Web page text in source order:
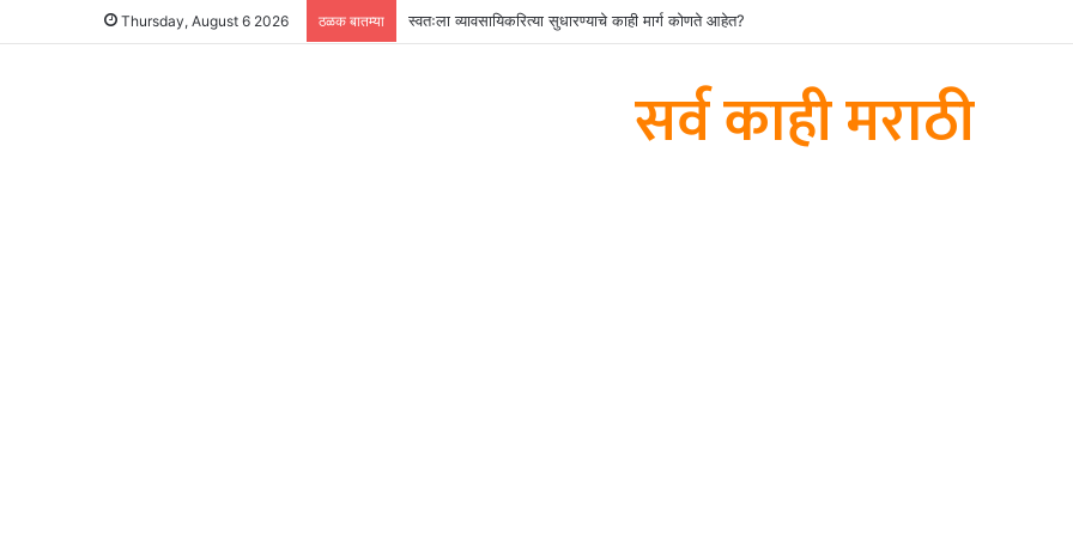
Thursday, August 6 2026 ठळक बातम्या स्वतःला व्यावसायिकरित्या सुधारण्याचे काही मार्ग कोणते आहेत?
सर्व काही मराठी